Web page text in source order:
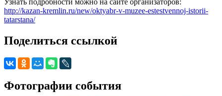
http://kazan-kremlin.ru/new/oktyabr-v-muzee-estestvennoj-istorii-
tatarstana/
Поделиться ссылкой
Фотографии события